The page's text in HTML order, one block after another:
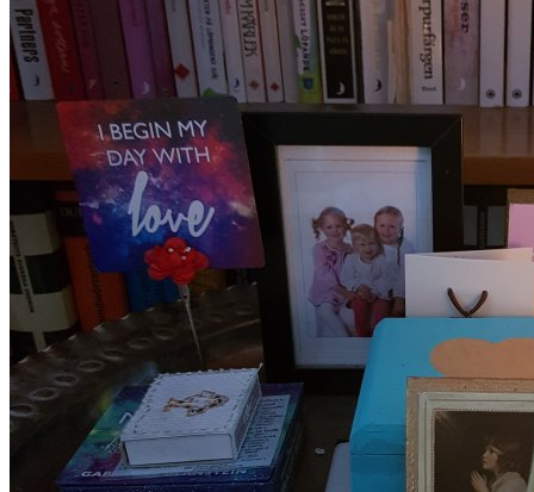
OM YOGAN
OM MIG
BLOGG
YOUTUBE